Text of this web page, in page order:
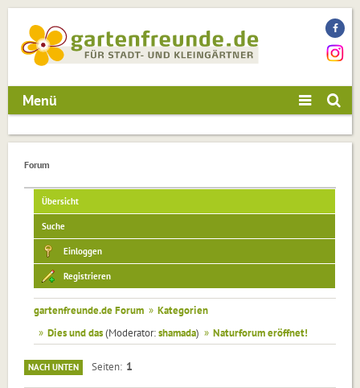
Menü
Forum
Übersicht
Suche
Einloggen
Registrieren
gartenfreunde.de Forum » Kategorien
» Dies und das(Moderator:shamada) » Naturforum eröffnet!
NACH UNTEN Seiten 1